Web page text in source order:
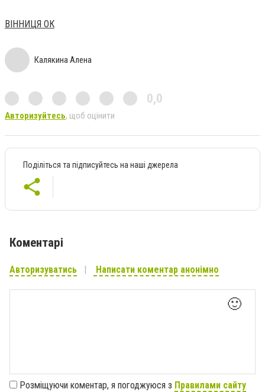
ВІННИЦЯ ОК
Калякина Алена
0,0
Авторизуйтесь, щоб оцінити
Поділіться та підписуйтесь на наші джерела
Коментарі
Авторизуватись Написати коментар анонімно
🙂
Розміщуючи коментар, я погоджуюся з Правилами сайту